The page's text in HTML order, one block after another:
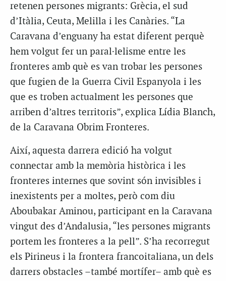
retenen persones migrants: Grècia, el sud
d’Itàlia, Ceuta, Melilla i les Canàries. “La
Caravana d’enguany ha estat diferent perquè
hem volgut fer un paral·lelisme entre les
fronteres amb què es van trobar les persones
que fugien de la Guerra Civil Espanyola i les
que es troben actualment les persones que
arriben d’altres territoris”, explica Lídia Blanch,
de la Caravana Obrim Fronteres.
Així, aquesta darrera edició ha volgut
connectar amb la memòria històrica i les
fronteres internes que sovint són invisibles i
inexistents per a moltes, però com diu
Aboubakar Aminou, participant en la Caravana
vingut des d’Andalusia, “les persones migrants
portem les fronteres a la pell”. S’ha recorregut
els Pirineus i la frontera francoitaliana, un dels
darrers obstacles –també mortífer– amb què es